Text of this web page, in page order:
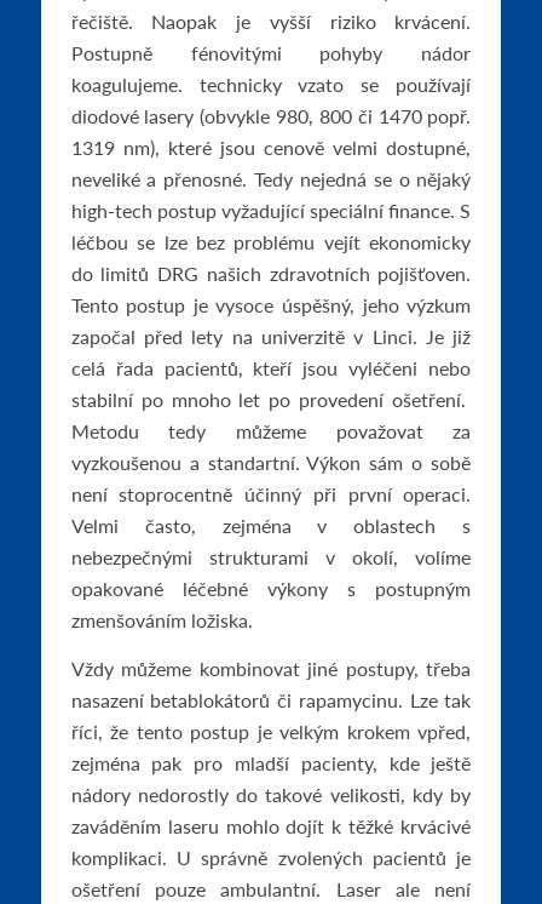
řečiště. Naopak je vyšší riziko krvácení.
Postupně fénovitými pohyby nádor
koagulujeme. technicky vzato se používají
diodové lasery (obvykle 980, 800 či 1470 popř.
1319 nm), které jsou cenově velmi dostupné,
neveliké a přenosné. Tedy nejedná se o nějaký
high-tech postup vyžadující speciální finance. S
léčbou se lze bez problému vejít ekonomicky
do limitů DRG našich zdravotních pojišťoven.
Tento postup je vysoce úspěšný, jeho výzkum
započal před lety na univerzitě v Linci. Je již
celá řada pacientů, kteří jsou vyléčeni nebo
stabilní po mnoho let po provedení ošetření.
Metodu tedy můžeme považovat za
vyzkoušenou a standartní. Výkon sám o sobě
není stoprocentně účinný při první operaci.
Velmi často, zejména v oblastech s
nebezpečnými strukturami v okolí, volíme
opakované léčebné výkony s postupným
zmenšováním ložiska.
Vždy můžeme kombinovat jiné postupy, třeba
nasazení betablokátorů či rapamycinu. Lze tak
říci, že tento postup je velkým krokem vpřed,
zejména pak pro mladší pacienty, kde ještě
nádory nedorostly do takové velikosti, kdy by
zaváděním laseru mohlo dojít k těžké krvácivé
komplikaci. U správně zvolených pacientů je
ošetření pouze ambulantní. Laser ale není